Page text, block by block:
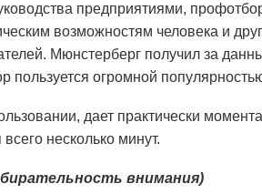
предприятиями,
возможностям человека и
Мюнстерберг получил за
пользуется огромной
дает практически
несколько минут.
внимания)